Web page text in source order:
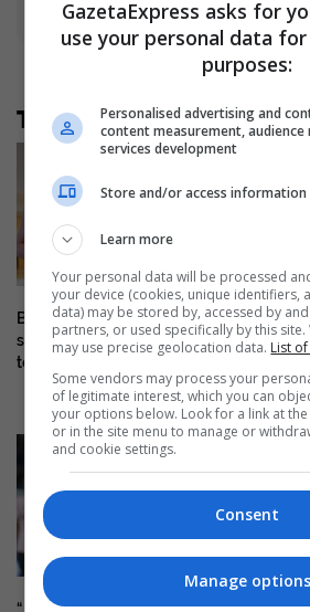
Advertisement
Të tjera nga rubrika
Basketbollistja transgjinore e
synon WNBA-në: Nëse më
telefonojnë, nuk do të them jo
Reali
GazetaExpress asks for
use your personal data
purposes:
Personalised advertising and
content measurement, audience
services development
Store and/or access information
Learn more
Your personal data will be processed
your device (cookies, unique identifiers,
data) may be stored by, accessed by
partners, or used specifically by this
may use precise geolocation data. List
Some vendors may process your
of legitimate interest, which you can
your options below. Look for a link at
or in the site menu to manage or
and cookie settings.
Consent
Manage options